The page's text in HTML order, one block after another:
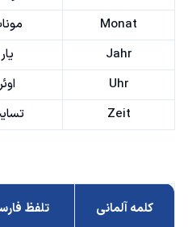
Monat
Jahr
یار
Uhr
Zeit
کلمه آلمانی تلفظ